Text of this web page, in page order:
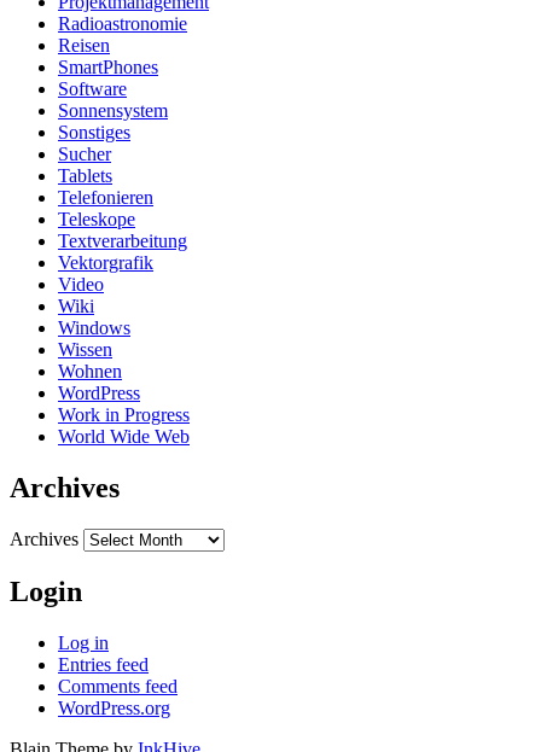
Radioastronomie
Reisen
SmartPhones
Software
Sonnensystem
Sonstiges
Sucher
Tablets
Telefonieren
Teleskope
Textverarbeitung
Vektorgrafik
Video
Wiki
Windows
Wissen
Wohnen
WordPress
Work in Progress
World Wide Web
Archives
Archives
Login
Log in
Entries feed
Comments feed
WordPress.org